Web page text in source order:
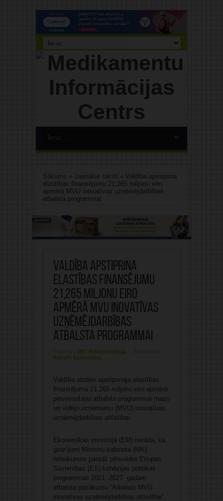
Sākums » Jaunākie raksti » Valdība apstiprina
elastības finansējumu 21,265 miljonu eiro
apmērā MVU inovatīvas uzņēmējdarbības
atbalsta programmai
Valdība apstiprina
elastības finansējumu
21,265 miljonu eiro
apmērā MVU inovatīvas
uzņēmējdarbības
atbalsta programmai
MIC Administrācija
Rakstīt komentāru
Valdība otrdien apstiprināja elastības
finansējuma 21,265 miljonu eiro apmērā
pievienošanu atbalsta programmai mazo
un vidējo uzņēmumu (MVU) inovatīvas
uzņēmējdarbības attīstībai.
Ekonomikas ministrija (EM) norāda, ka
grozījumi Ministru kabineta (MK)
noteikumos paredz pilnveidot Eiropas
Savienības (ES) kohēzijas politikas
programmas 2021.-2027. gadam
atbalsta pasākumu “Atbalsts MVU
inovatīvas uzņēmējdarbības attīstībai”.